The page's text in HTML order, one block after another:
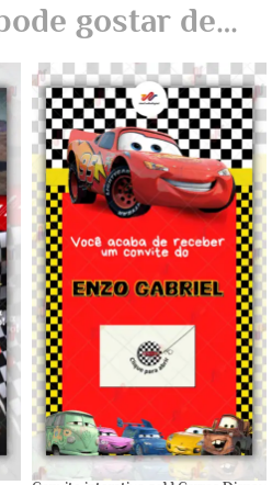
gostar de…